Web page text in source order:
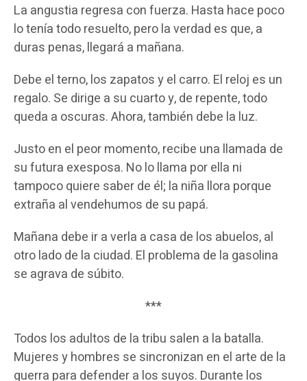
La angustia regresa con fuerza. Hasta hace poco
lo tenía todo resuelto, pero la verdad es que, a
duras penas, llegará a mañana.
Debe el terno, los zapatos y el carro. El reloj es un
regalo. Se dirige a su cuarto y, de repente, todo
queda a oscuras. Ahora, también debe la luz.
Justo en el peor momento, recibe una llamada de
su futura exesposa. No lo llama por ella ni
tampoco quiere saber de él; la niña llora porque
extraña al vendehumos de su papá.
Mañana debe ir a verla a casa de los abuelos, al
otro lado de la ciudad. El problema de la gasolina
se agrava de súbito.
***
Todos los adultos de la tribu salen a la batalla.
Mujeres y hombres se sincronizan en el arte de la
guerra para defender a los suyos. Durante los